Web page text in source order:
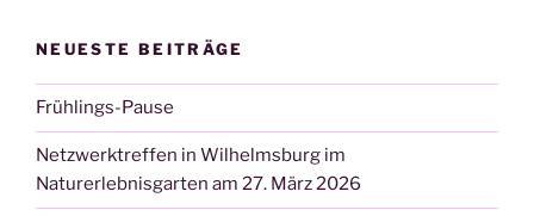
NEUESTE BEITRÄGE
Frühlings-Pause
Netzwerktreffen in Wilhelmsburg im
Naturerlebnisgarten am 27. März 2026